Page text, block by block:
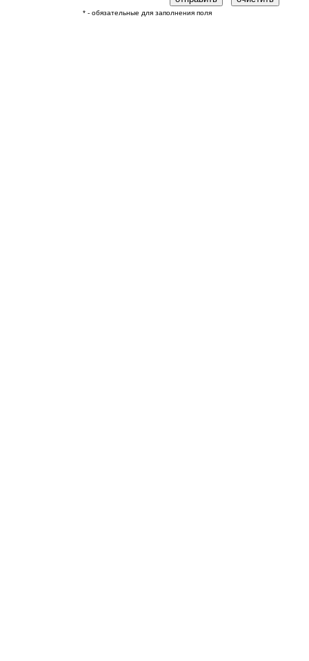
* - обязательные для заполнения поля